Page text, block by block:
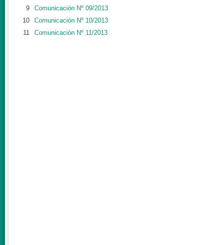
9
Comunicación Nº 09/2013
10
Comunicación Nº 10/2013
11
Comunicación Nº 11/2013